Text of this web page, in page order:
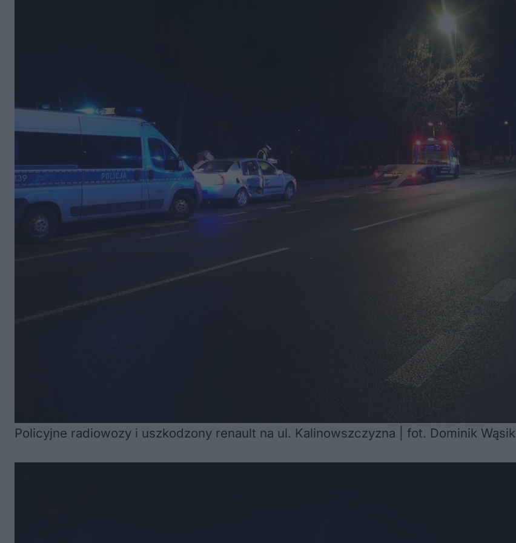
Policyjne radiowozy i uszkodzony renault na ul. Kalinowszczyzna | fot. Dominik Wąsik